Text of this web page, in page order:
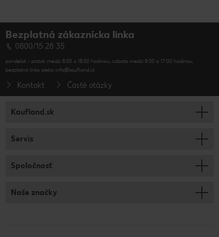
Bezplatná zákaznícka linka
0800/15 28 35
pondelok - piatok medzi 8:00 a 18:00 hodinou, sobota medzi 8:00 a 17:00 hodinou,
bezplatná linka alebo info@kaufland.sk
Kontakt Časté otázky
Kaufland.sk
Servis
Spoločnosť
Naše značky